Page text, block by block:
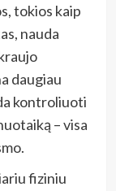
tokios kaip
nauda
daugiau
kontroliuoti
– visa
fiziniu